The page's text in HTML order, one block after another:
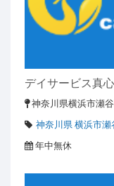
デイサービス真
神奈川県横浜市瀬
神奈川県 横浜市瀬
年中無休